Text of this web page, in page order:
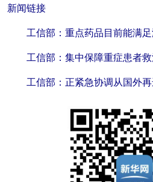
新闻链接
工信部：重点药品目前能满足
工信部：集中保障重症患者救
工信部：正紧急协调从国外再